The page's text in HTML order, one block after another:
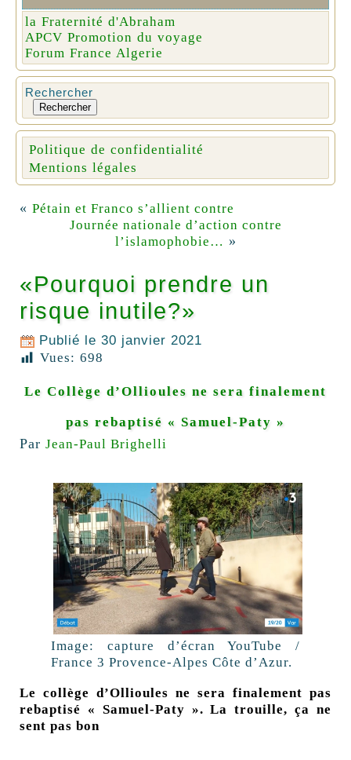
la Fraternité d'Abraham
APCV Promotion du voyage
Forum France Algerie
Rechercher
Rechercher
Politique de confidentialité
Mentions légales
« Pétain et Franco s’allient contre
Journée nationale d’action contre
l’islamophobie… »
«Pourquoi prendre un
risque inutile?»
Publié le 30 janvier 2021
Vues: 698
Le Collège d’Ollioules ne sera finalement
pas rebaptisé « Samuel-Paty »
Par Jean-Paul Brighelli
Image: capture d’écran YouTube /
France 3 Provence-Alpes Côte d’Azur.
Le collège d’Ollioules ne sera finalement pas
rebaptisé « Samuel-Paty ». La trouille, ça ne
sent pas bon